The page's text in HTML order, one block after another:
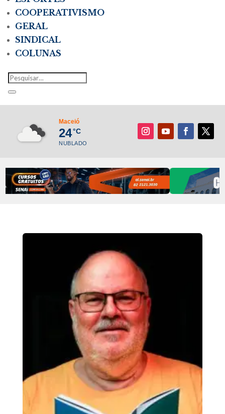
COOPERATIVISMO
GERAL
SINDICAL
COLUNAS
Maceió
24°C
NUBLADO